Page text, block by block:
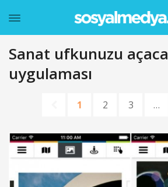
Sanat ufkunuzu
uygulaması
1 2 3 …